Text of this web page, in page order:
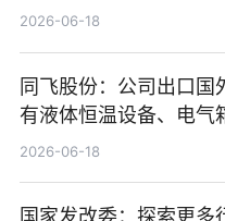
行5200万股
2026-06-18
同飞股份：公司出口国
有液体恒温设备、电气
置、纯水冷却单元和特
2026-06-18
国家发改委：探索更多